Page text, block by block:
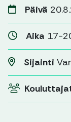
Päivä
Aika 17-
Sijainti